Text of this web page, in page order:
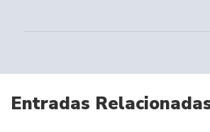
Entradas